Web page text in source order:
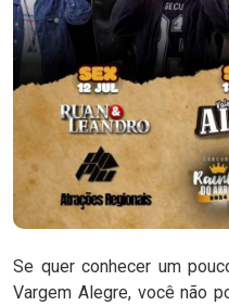
Se quer conhecer um
Vargem Alegre, você não